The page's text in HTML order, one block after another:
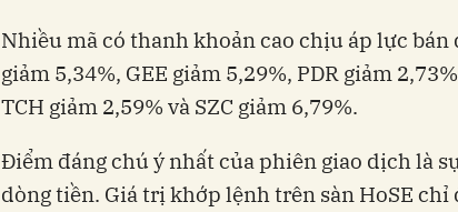
Nhiều mã có thanh khoản cao chịu áp lực bán
giảm 5,34%, GEE giảm 5,29%, PDR giảm
TCH giảm 2,59% và SZC giảm 6,79%.
Điểm đáng chú ý nhất của phiên giao dịch là
dòng tiền. Giá trị khớp lệnh trên sàn HoSE chỉ